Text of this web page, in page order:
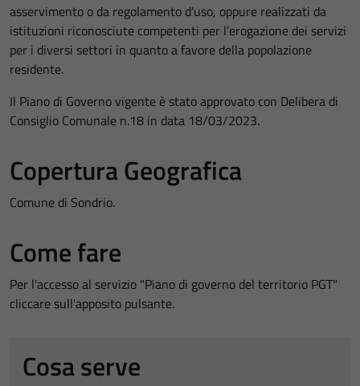
asservimento o da regolamento d’uso, oppure realizzati da
istituzioni riconosciute competenti per l’erogazione dei servizi
per i diversi settori in quanto a favore della popolazione
residente.
Il Piano di Governo vigente è stato approvato con Delibera di
Consiglio Comunale n.18 in data 18/03/2023.
Copertura Geografica
Comune di Sondrio.
Come fare
Per l'accesso al servizio "Piano di governo del territorio PGT"
cliccare sull'apposito pulsante.
Cosa serve